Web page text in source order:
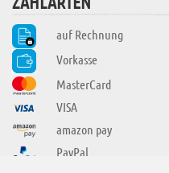
auf Rechnung
Vorkasse
MasterCard
VISA
amazon pay
PayPal